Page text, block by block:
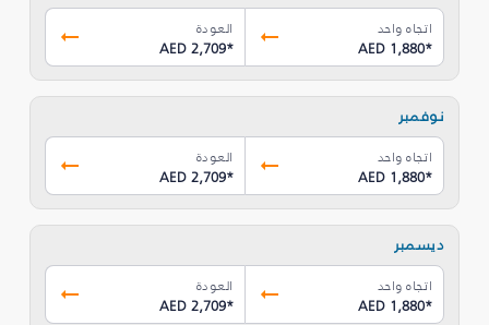
اتجاه واحد
AED 1,880*
العودة
AED 2,709*
نوفمبر
اتجاه واحد
AED 1,880*
العودة
AED 2,709*
ديسمبر
اتجاه واحد
AED 1,880*
العودة
AED 2,709*